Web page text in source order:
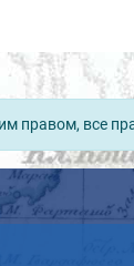
правом, все